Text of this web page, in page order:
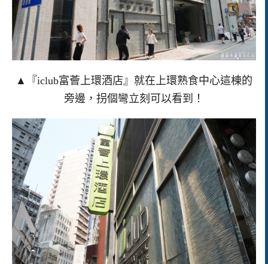
▲『iclub富薈上環酒店』就在上環熟食中心這棟的
旁邊，拐個彎立刻可以看到！